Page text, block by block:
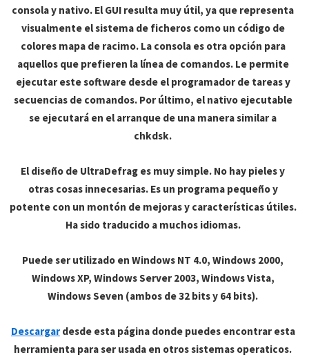
consola y nativo. El GUI resulta muy útil, ya que representa
visualmente el sistema de ficheros como un código de
colores mapa de racimo. La consola es otra opción para
aquellos que prefieren la línea de comandos. Le permite
ejecutar este software desde el programador de tareas y
secuencias de comandos. Por último, el nativo ejecutable
se ejecutará en el arranque de una manera similar a
chkdsk.
El diseño de UltraDefrag es muy simple. No hay pieles y
otras cosas innecesarias. Es un programa pequeño y
potente con un montón de mejoras y características útiles.
Ha sido traducido a muchos idiomas.
Puede ser utilizado en Windows NT 4.0, Windows 2000,
Windows XP, Windows Server 2003, Windows Vista,
Windows Seven (ambos de 32 bits y 64 bits).
Descargardesde esta página donde puedes encontrar esta
herramienta para ser usada en otros sistemas operaticos.